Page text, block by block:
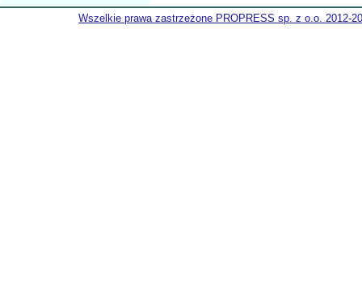
Wszelkie prawa zastrzeżone PROPRESS sp. z o.o. 2012-